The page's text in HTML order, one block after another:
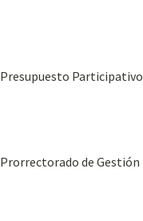
Presupuesto Participativo
Prorrectorado de Gestión